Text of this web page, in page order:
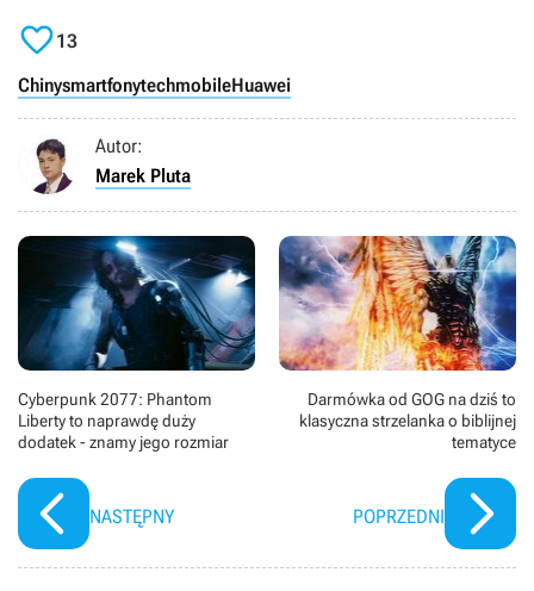
13
ChinysmartfonytechmobileHuawei
Autor:
Marek Pluta
Cyberpunk 2077: Phantom
Liberty to naprawdę duży
dodatek - znamy jego rozmiar
NASTĘPNY
Darmówka od GOG na dziś to
klasyczna strzelanka o biblijnej
tematyce
POPRZEDNI